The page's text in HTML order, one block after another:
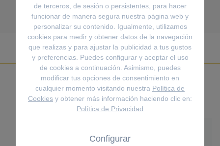
NUESTROS SERVICIOS
Hacemos de la elegancia, nuestra ventaja
de terceros, de sesión o persistentes, para hacer
funcionar de manera segura nuestra página web y
personalizar su contenido. Igualmente, utilizamos
cookies para medir y obtener datos de la navegación
que realizas y para ajustar la publicidad a tus gustos
y preferencias. Puedes configurar y aceptar el uso
de cookies a continuación. Asimismo, puedes
modificar tus opciones de consentimiento en
cualquier momento visitando nuestra Política de
Cookies y obtener más información haciendo clic en:
Política de Privacidad
Configurar